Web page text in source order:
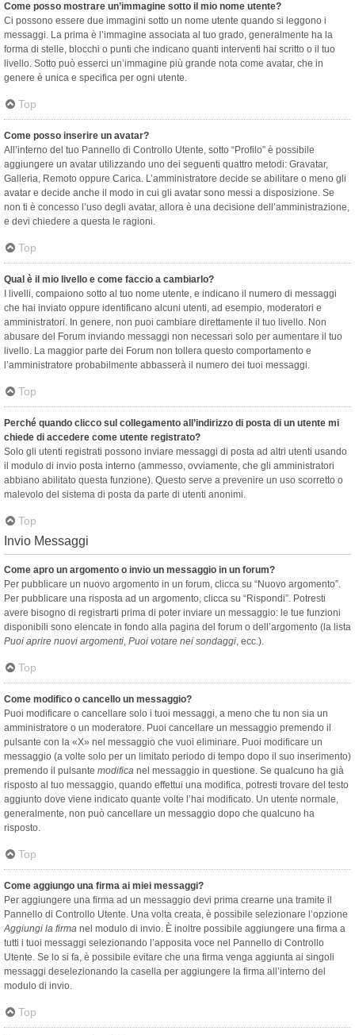
Come posso mostrare un’immagine sotto il mio nome utente?
Ci possono essere due immagini sotto un nome utente quando si leggono i
messaggi. La prima è l’immagine associata al tuo grado, generalmente ha la
forma di stelle, blocchi o punti che indicano quanti interventi hai scritto o il tuo
livello. Sotto può esserci un’immagine più grande nota come avatar, che in
genere è unica e specifica per ogni utente.
Top
Come posso inserire un avatar?
All’interno del tuo Pannello di Controllo Utente, sotto “Profilo” è possibile
aggiungere un avatar utilizzando uno dei seguenti quattro metodi: Gravatar,
Galleria, Remoto oppure Carica. L’amministratore decide se abilitare o meno gli
avatar e decide anche il modo in cui gli avatar sono messi a disposizione. Se
non ti è concesso l’uso degli avatar, allora è una decisione dell’amministrazione,
e devi chiedere a questa le ragioni.
Top
Qual è il mio livello e come faccio a cambiarlo?
I livelli, compaiono sotto al tuo nome utente, e indicano il numero di messaggi
che hai inviato oppure identificano alcuni utenti, ad esempio, moderatori e
amministratori. In genere, non puoi cambiare direttamente il tuo livello. Non
abusare del Forum inviando messaggi non necessari solo per aumentare il tuo
livello. La maggior parte dei Forum non tollera questo comportamento e
l’amministratore probabilmente abbasserà il numero dei tuoi messaggi.
Top
Perché quando clicco sul collegamento all’indirizzo di posta di un utente mi
chiede di accedere come utente registrato?
Solo gli utenti registrati possono inviare messaggi di posta ad altri utenti usando
il modulo di invio posta interno (ammesso, ovviamente, che gli amministratori
abbiano abilitato questa funzione). Questo serve a prevenire un uso scorretto o
malevolo del sistema di posta da parte di utenti anonimi.
Top
Invio Messaggi
Come apro un argomento o invio un messaggio in un forum?
Per pubblicare un nuovo argomento in un forum, clicca su “Nuovo argomento”.
Per pubblicare una risposta ad un argomento, clicca su “Rispondi”. Potresti
avere bisogno di registrarti prima di poter inviare un messaggio: le tue funzioni
disponibili sono elencate in fondo alla pagina del forum o dell’argomento (la lista
Puoi aprire nuovi argomenti, Puoi votare nei sondaggi, ecc.).
Top
Come modifico o cancello un messaggio?
Puoi modificare o cancellare solo i tuoi messaggi, a meno che tu non sia un
amministratore o un moderatore. Puoi cancellare un messaggio premendo il
pulsante con la «X» nel messaggio che vuoi eliminare. Puoi modificare un
messaggio (a volte solo per un limitato periodo di tempo dopo il suo inserimento)
premendo il pulsante modifica nel messaggio in questione. Se qualcuno ha già
risposto al tuo messaggio, quando effettui una modifica, potresti trovare del testo
aggiunto dove viene indicato quante volte l’hai modificato. Un utente normale,
generalmente, non può cancellare un messaggio dopo che qualcuno ha
risposto.
Top
Come aggiungo una firma ai miei messaggi?
Per aggiungere una firma ad un messaggio devi prima crearne una tramite il
Pannello di Controllo Utente. Una volta creata, è possibile selezionare l’opzione
Aggiungi la firma nel modulo di invio. È inoltre possibile aggiungere una firma a
tutti i tuoi messaggi selezionando l’apposita voce nel Pannello di Controllo
Utente. Se lo si fa, è possibile evitare che una firma venga aggiunta ai singoli
messaggi deselezionando la casella per aggiungere la firma all’interno del
modulo di invio.
Top